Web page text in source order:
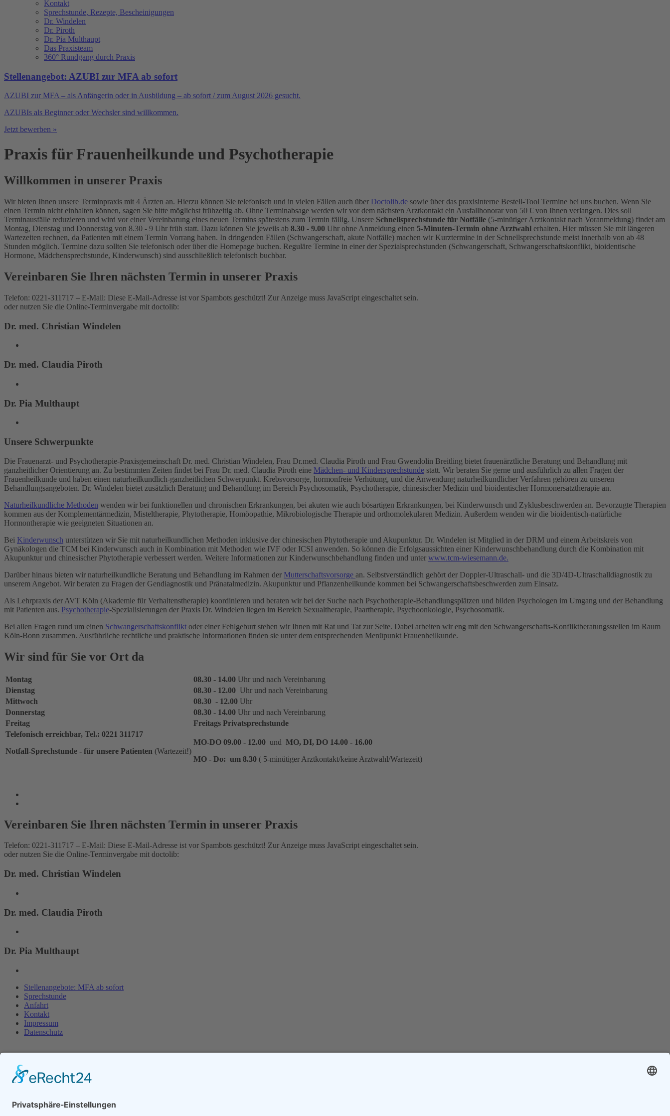
Kontakt
Sprechstunde, Rezepte, Bescheinigungen
Dr. Windelen
Dr. Piroth
Dr. Pia Multhaupt
Das Praxisteam
360° Rundgang durch Praxis
Stellenangebot: AZUBI zur MFA ab sofort
AZUBI zur MFA – als Anfängerin oder in Ausbildung – ab sofort / zum August 2026 gesucht.
AZUBIs als Beginner oder Wechsler sind willkommen.
Jetzt bewerben »
Praxis für Frauenheilkunde und Psychotherapie
Willkommen in unserer Praxis
Wir bieten Ihnen unsere Terminpraxis mit 4 Ärzten an. Hierzu können Sie telefonisch und in vielen Fällen auch über Doctolib.de sowie über das praxisinterne Bestell-Tool Termine bei uns buchen. Wenn Sie
einen Termin nicht einhalten können, sagen Sie bitte möglichst frühzeitig ab. Ohne Terminabsage werden wir vor dem nächsten Arztkontakt ein Ausfallhonorar von 50 € von Ihnen verlangen. Dies soll
Terminausfälle reduzieren und wird vor einer Vereinbarung eines neuen Termins spätestens zum Termin fällig. Unsere Schnellsprechstunde für Notfälle (5-minütiger Arztkontakt nach Voranmeldung) findet am
Montag, Dienstag und Donnerstag von 8.30 - 9 Uhr früh statt. Dazu können Sie jeweils ab 8.30 - 9.00 Uhr ohne Anmeldung einen 5-Minuten-Termin ohne Arztwahl erhalten. Hier müssen Sie mit längeren
Wartezeiten rechnen, da Patienten mit einem Termin Vorrang haben. In dringenden Fällen (Schwangerschaft, akute Notfälle) machen wir Kurztermine in der Schnellsprechstunde meist innerhalb von ab 48
Stunden möglich. Termine dazu sollten Sie telefonisch oder über die Homepage buchen. Reguläre Termine in einer der Spezialsprechstunden (Schwangerschaft, Schwangerschaftskonflikt, bioidentische
Hormone, Mädchensprechstunde, Kinderwunsch) sind ausschließlich telefonisch buchbar.
Vereinbaren Sie Ihren nächsten Termin in unserer Praxis
Telefon: 0221-311717 – E-Mail: Diese E-Mail-Adresse ist vor Spambots geschützt! Zur Anzeige muss JavaScript eingeschaltet sein.
oder nutzen Sie die Online-Terminvergabe mit doctolib:
Dr. med. Christian Windelen
Dr. med. Claudia Piroth
Dr. Pia Multhaupt
Unsere Schwerpunkte
Die Frauenarzt- und Psychotherapie-Praxisgemeinschaft Dr. med. Christian Windelen, Frau Dr.med. Claudia Piroth und Frau Gwendolin Breitling bietet frauenärztliche Beratung und Behandlung mit
ganzheitlicher Orientierung an. Zu bestimmten Zeiten findet bei Frau Dr. med. Claudia Piroth eine Mädchen- und Kindersprechstunde statt. Wir beraten Sie gerne und ausführlich zu allen Fragen der
Frauenheilkunde und haben einen naturheilkundlich-ganzheitlichen Schwerpunkt. Krebsvorsorge, hormonfreie Verhütung, und die Anwendung naturheilkundlicher Verfahren gehören zu unseren
Behandlungsangeboten. Dr. Windelen bietet zusätzlich Beratung und Behandlung im Bereich Psychosomatik, Psychotherapie, chinesischer Medizin und bioidentischer Hormonersatztherapie an.
Naturheilkundliche Methoden wenden wir bei funktionellen und chronischen Erkrankungen, bei akuten wie auch bösartigen Erkrankungen, bei Kinderwunsch und Zyklusbeschwerden an. Bevorzugte Therapien
kommen aus der Komplementärmedizin, Misteltherapie, Phytotherapie, Homöopathie, Mikrobiologische Therapie und orthomolekularen Medizin. Außerdem wenden wir die bioidentisch-natürliche
Hormontherapie wie geeigneten Situationen an.
Bei Kinderwunsch unterstützen wir Sie mit naturheilkundlichen Methoden inklusive der chinesischen Phytotherapie und Akupunktur. Dr. Windelen ist Mitglied in der DRM und einem Arbeitskreis von
Gynäkologen die TCM bei Kinderwunsch auch in Kombination mit Methoden wie IVF oder ICSI anwenden. So können die Erfolgsaussichten einer Kinderwunschbehandlung durch die Kombination mit
Akupunktur und chinesischer Phytotherapie verbessert werden. Weitere Informationen zur Kinderwunschbehandlung finden und unter www.tcm-wiesemann.de.
Darüber hinaus bieten wir naturheilkundliche Beratung und Behandlung im Rahmen der Mutterschaftsvorsorge an. Selbstverständlich gehört der Doppler-Ultraschall- und die 3D/4D-Ultraschalldiagnostik zu
unserem Angebot. Wir beraten zu Fragen der Gendiagnostik und Pränatalmedizin. Akupunktur und Pflanzenheilkunde kommen bei Schwangerschaftsbeschwerden zum Einsatz.
Als Lehrpraxis der AVT Köln (Akademie für Verhaltenstherapie) koordinieren und beraten wir bei der Suche nach Psychotherapie-Behandlungsplätzen und bilden Psychologen im Umgang und der Behandlung
mit Patienten aus. Psychotherapie-Spezialisierungen der Praxis Dr. Windelen liegen im Bereich Sexualtherapie, Paartherapie, Psychoonkologie, Psychosomatik.
Bei allen Fragen rund um einen Schwangerschaftskonflikt oder einer Fehlgeburt stehen wir Ihnen mit Rat und Tat zur Seite. Dabei arbeiten wir eng mit den Schwangerschafts-Konfliktberatungsstellen im Raum
Köln-Bonn zusammen. Ausführliche rechtliche und praktische Informationen finden sie unter dem entsprechenden Menüpunkt Frauenheilkunde.
Wir sind für Sie vor Ort da
Montag 08.30 - 14.00 Uhr und nach Vereinbarung
Dienstag
08.30 - 12.00 Uhr und nach Vereinbarung
Mittwoch
08.30 - 12.00 Uhr
Donnerstag
08.30 - 14.00 Uhr und nach Vereinbarung
Freitag
Freitags Privatsprechstunde
Telefonisch erreichbar, Tel.: 0221 311717
Notfall-Sprechstunde - für unsere Patienten (Wartezeit!)
MO-DO 09.00 - 12.00 und MO, DI, DO 14.00 - 16.00
MO - Do: um 8.30 ( 5-minütiger Arztkontakt/keine Arztwahl/Wartezeit)
Vereinbaren Sie Ihren nächsten Termin in unserer Praxis
Telefon: 0221-311717 – E-Mail: Diese E-Mail-Adresse ist vor Spambots geschützt! Zur Anzeige muss JavaScript eingeschaltet sein.
oder nutzen Sie die Online-Terminvergabe mit doctolib:
Dr. med. Christian Windelen
Dr. med. Claudia Piroth
Dr. Pia Multhaupt
Stellenangebote: MFA ab sofort
Sprechstunde
Anfahrt
Kontakt
Impressum
Datenschutz